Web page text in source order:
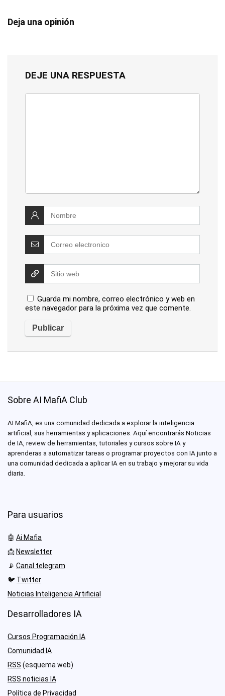
Deja una opinión
DEJE UNA RESPUESTA
Guarda mi nombre, correo electrónico y web en
este navegador para la próxima vez que comente.
Sobre AI MafiA Club
AI MafiA, es una comunidad dedicada a explorar la inteligencia
artificial, sus herramientas y aplicaciones. Aquí encontrarás Noticias
de IA, review de herramientas, tutoriales y cursos sobre IA y
aprenderas a automatizar tareas o programar proyectos con IA junto a
una comunidad dedicada a aplicar IA en su trabajo y mejorar su vida
diaria.
Para usuarios
🤖 Ai Mafia
📩 Newsletter
📡 Canal telegram
🐦 Twitter
Noticias Inteligencia Artificial
Desarrolladores IA
Cursos Programación IA
Comunidad IA
RSS (esquema web)
RSS noticias IA
Política de Privacidad